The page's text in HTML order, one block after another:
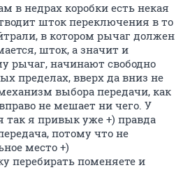
в недрах коробки есть некая
шток переключения в то
в котором рычаг должен
шток, а значит и
рычаг, начинают свободно
пределах, вверх да вниз не
выбора передачи, как
не мешает ни чего. У
я привык уже +) правда
потому что не
место +)
перебирать поменяете и